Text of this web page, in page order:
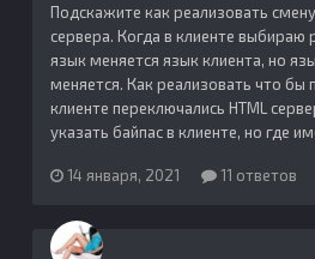
Подскажите как реализовать
сервера. Когда в клиенте выбираю
язык меняется язык клиента, но
меняется. Как реализовать что бы
клиенте переключались HTML
указать байпас в клиенте, но где
14 января, 2021 11 ответов